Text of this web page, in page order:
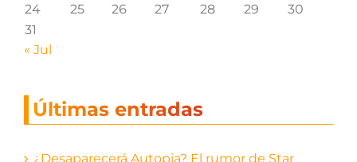
24
25 26 27 28 29
30
31
« Jul
Últimas entradas
¿Desaparecerá Autopia? El rumor de Star